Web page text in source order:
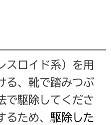
ロイド系）を用
る、靴で踏みつぶ
で駆除してくださ
ため、 駆除した